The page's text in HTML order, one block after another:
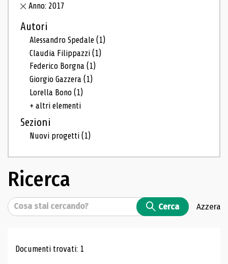
Anno: 2017
Autori
Alessandro Spedale(1)
Claudia Filippazzi(1)
Federico Borgna(1)
Giorgio Gazzera(1)
Lorella Bono(1)
+ altri elementi
Sezioni
Nuovi progetti(1)
Ricerca
Cerca Cerca Azzera
Risultati di ricerca
Documenti trovati: 1